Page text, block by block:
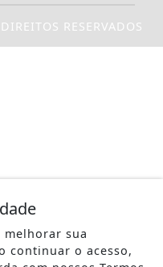
RESERVADOS
melhorar sua
continuar o acesso,